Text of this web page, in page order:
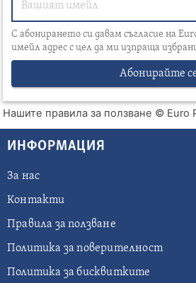
С абонирането си давам съгласие на
имейл адрес с цел да ми изпраща
Абонирайте
Нашите правила за ползване © Euro
ИНФОРМАЦИЯ
За нас
Контакти
Правила за ползване
Политика за поверителност
Политика за бисквитките